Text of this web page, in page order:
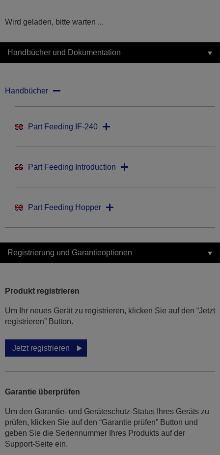
Wird geladen, bitte warten ...
Handbücher und Dokumentation
Handbücher
Part Feeding IF-240
Part Feeding Introduction
Part Feeding Hopper
Registrierung und Garantieoptionen
Produkt registrieren
Um Ihr neues Gerät zu registrieren, klicken Sie auf den “Jetzt
registrieren” Button.
Jetzt registrieren
Garantie überprüfen
Um den Garantie- und Geräteschutz-Status Ihres Geräts zu
prüfen, klicken Sie auf den “Garantie prüfen” Button und
geben Sie die Seriennummer Ihres Produkts auf der
Support-Seite ein.